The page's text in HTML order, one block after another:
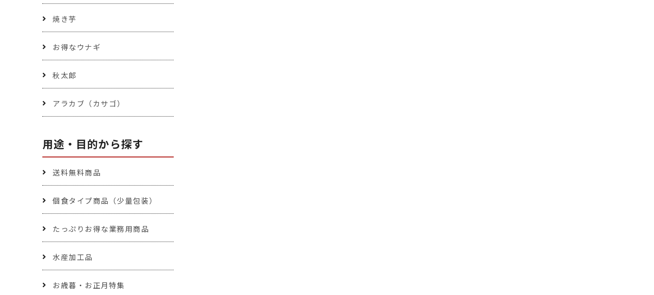
焼き芋
お得なウナギ
秋太郎
アラカブ（カサゴ）
用途・目的から探す
送料無料商品
個食タイプ商品（少量包装）
たっぷりお得な業務用商品
水産加工品
お歳暮・お正月特集